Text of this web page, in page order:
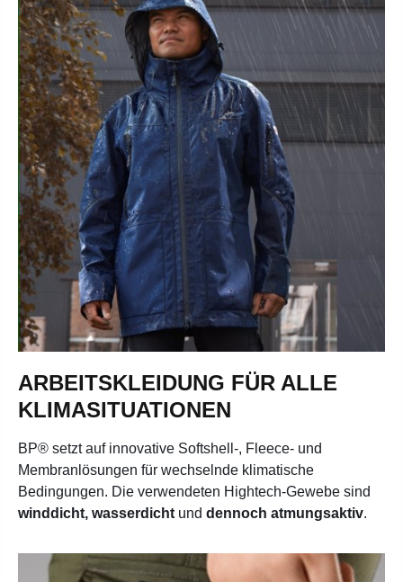
ARBEITSKLEIDUNG FÜR ALLE
KLIMASITUATIONEN
BP® setzt auf innovative Softshell-, Fleece- und
Membranlösungen für wechselnde klimatische
Bedingungen. Die verwendeten Hightech-Gewebe sind
winddicht, wasserdicht und dennoch atmungsaktiv.